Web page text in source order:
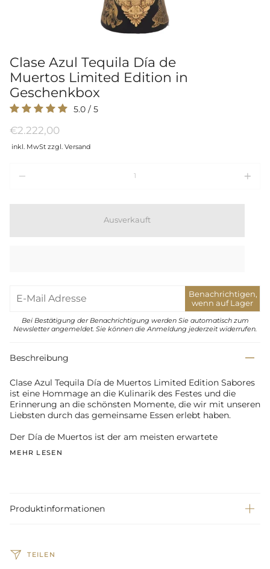
Clase Azul Tequila Día de
Muertos Limited Edition in
Geschenkbox
5.0 / 5
€2.222,00
inkl. MwSt zzgl. Versand
Ausverkauft
Benachrichtigen,
wenn auf Lager
Bei Bestätigung der Benachrichtigung werden Sie automatisch zum
Newsletter angemeldet. Sie können die Anmeldung jederzeit widerrufen.
Beschreibung
Clase Azul Tequila Día de Muertos Limited Edition Sabores
ist eine Hommage an die Kulinarik des Festes und die
Erinnerung an die schönsten Momente, die wir mit unseren
Liebsten durch das gemeinsame Essen erlebt haben.
Der Día de Muertos ist der am meisten erwartete
MEHR LESEN
Produktinformationen
TEILEN